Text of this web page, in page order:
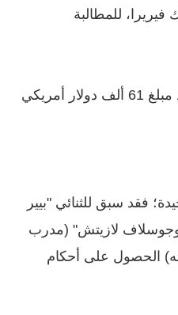
فيريرا، للمطالبة
حيث أن النادي مطالب بسداد مبلغ 61 ألف دولار أمريكي
فقد سبق للثنائي "بيير
لازيتش" (مدرب
الحصول على أحكام